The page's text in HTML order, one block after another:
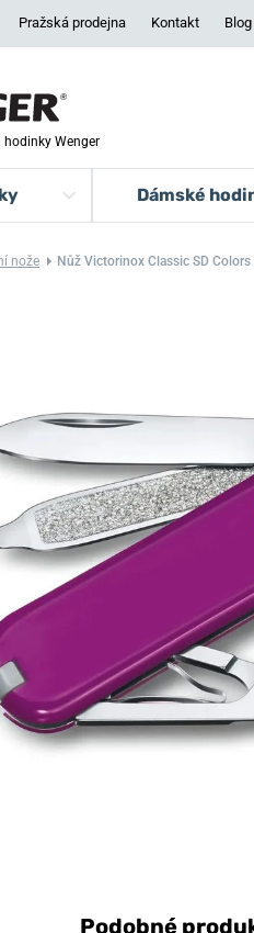
Pražská prodejna Kontakt Blog
Wenger
Dámské
nože Nůž Victorinox Classic SD
Podobné